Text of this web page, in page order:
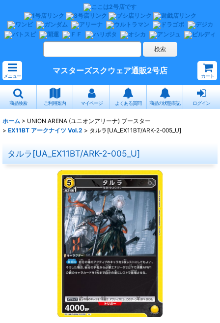
メニュー
マスターズスクウェア通販2号店
カート
商品検索 ご利用案内 マイページ よくある質問 商品の状態表記 ログイン
ホーム > UNION ARENA (ユニオンアリーナ) ブースター
> EX11BT アークナイツ Vol.2 > タルラ[UA_EX11BT/ARK-2-005_U]
タルラ[UA_EX11BT/ARK-2-005_U]